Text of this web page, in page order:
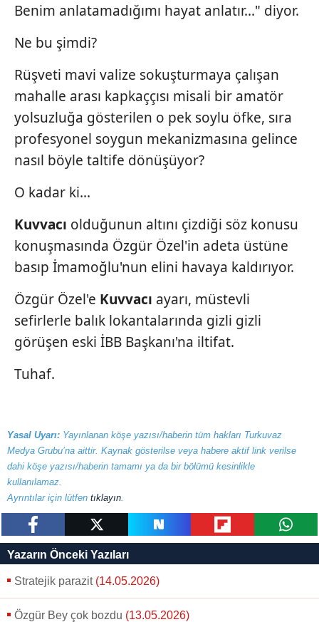
Benim anlatamadığımı hayat anlatır..." diyor.
Ne bu şimdi?
Rüşveti mavi valize sokuşturmaya çalışan
mahalle arası kapkaççısı misali bir amatör
yolsuzluğa gösterilen o pek soylu öfke, sıra
profesyonel soygun mekanizmasına gelince
nasıl böyle taltife dönüşüyor?
O kadar ki...
Kuvvacı olduğunun altını çizdiği söz konusu
konuşmasında Özgür Özel'in adeta üstüne
basıp İmamoğlu'nun elini havaya kaldırıyor.
Özgür Özel'e Kuvvacı ayarı, müstevli
sefirlerle balık lokantalarında gizli gizli
görüşen eski İBB Başkanı'na iltifat.
Tuhaf.
Yasal Uyarı: Yayınlanan köşe yazısı/haberin tüm hakları Turkuvaz
Medya Grubu’na aittir. Kaynak gösterilse veya habere aktif link verilse
dahi köşe yazısı/haberin tamamı ya da bir bölümü kesinlikle
kullanılamaz.
Ayrıntılar için lütfen tıklayın.
Yazarın Önceki Yazıları
Stratejik parazit (14.05.2026)
Özgür Bey çok bozdu (13.05.2026)